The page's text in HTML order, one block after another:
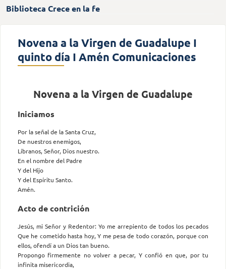
Biblioteca Crece en la fe
Novena a la Virgen de Guadalupe I
quinto día I Amén Comunicaciones
Novena a la Virgen de Guadalupe
Iniciamos
Por la señal de la Santa Cruz,
De nuestros enemigos,
Líbranos, Señor, Dios nuestro.
En el nombre del Padre
Y del Hijo
Y del Espíritu Santo.
Amén.
Acto de contrición
Jesús, mi Señor y Redentor: Yo me arrepiento de todos los pecados
Que he cometido hasta hoy, Y me pesa de todo corazón, porque con
ellos, ofendí a un Dios tan bueno.
Propongo firmemente no volver a pecar, Y confió en que, por tu
infinita misericordia,